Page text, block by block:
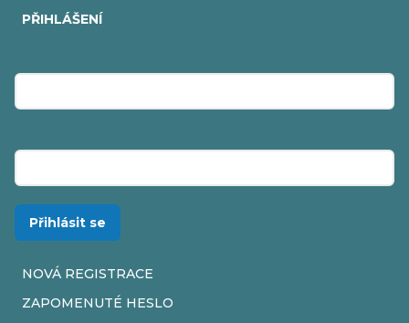
PŘIHLÁŠENÍ
Přihlásit se
NOVÁ REGISTRACE
ZAPOMENUTÉ HESLO